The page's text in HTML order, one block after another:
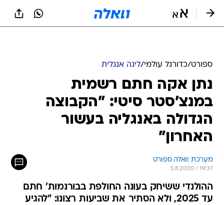
ספורט/כדורגל עולמי/ליגה אנגלית
נתן אקה חתם רשמית
במנצ'סטר סיטי: "הקבוצה
הגדולה באנגליה בעשור
האחרון"
מערכת וואלה ספורט
5.8.2020 / 19:37
ההולנדי ששיחק בעונה החולפת בבורנמות' חתם
עד 2025, ולא הסתיר את שביעות רצונו: "להגיע